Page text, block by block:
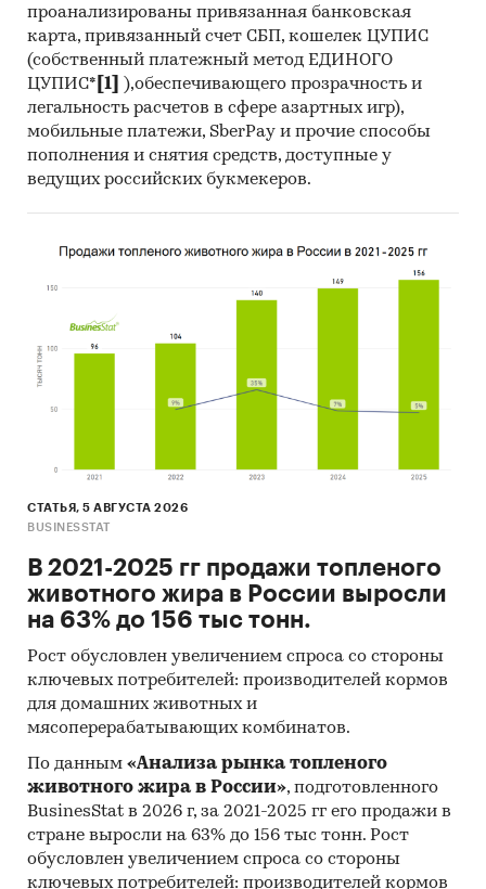
данные только по тем регионам, по которым в
официальной статистике представлены
данные по расходам домохозяйств по итогам
одновременно 2-х лет, 2023 и 2024 гг.)
Эта информация может дать дополнительные
аргументы, если вам нужно:
Оценить свое место на рынке и
разработать стратегию развития.
Оценить вашу долю рынка в целом по РФ и в
каждом регионе присутствия. Определить
регионы с максимальным покупательским
спросом. Спрогнозировать рост или
перспективные регионы для расширения
Подготовить доказательную базу для
решения перед руководством или
партнерами на основе рыночной
аналитики.
Оптимизировать продажи и
распределение товара.Выявить регионы с
самым высоким спросом и сфокусировать
там маркетинг и логистику. Сравнить
покупательскую активность в разных
федеральных округах.
Спланировать рекламные кампании и
усилить локализованный маркетинг.
Настроить таргетированную рекламу в
проанализированы привязанная банковская
карта, привязанный счет СБП, кошелек ЦУПИС
(собственный платежный метод ЕДИНОГО
ЦУПИС* [1]
),обеспечивающего прозрачность и
легальность расчетов в сфере азартных игр),
мобильные платежи, SberPay и прочие способы
пополнения и снятия средств, доступные у
ведущих российских букмекеров.
СТАТЬЯ, 5 АВГУСТА 2026
BUSINESSTAT
В 2021-2025 гг продажи топленого
животного жира в России выросли
на 63% до 156 тыс тонн.
Рост обусловлен увеличением спроса со стороны
ключевых потребителей: производителей кормов
для домашних животных и
мясоперерабатывающих комбинатов.
По данным «Анализа рынка топленого
животного жира в России», подготовленного
BusinesStat в 2026 г, за 2021-2025 гг его продажи в
стране выросли на 63% до 156 тыс тонн. Рост
обусловлен увеличением спроса со стороны
ключевых потребителей: производителей кормов